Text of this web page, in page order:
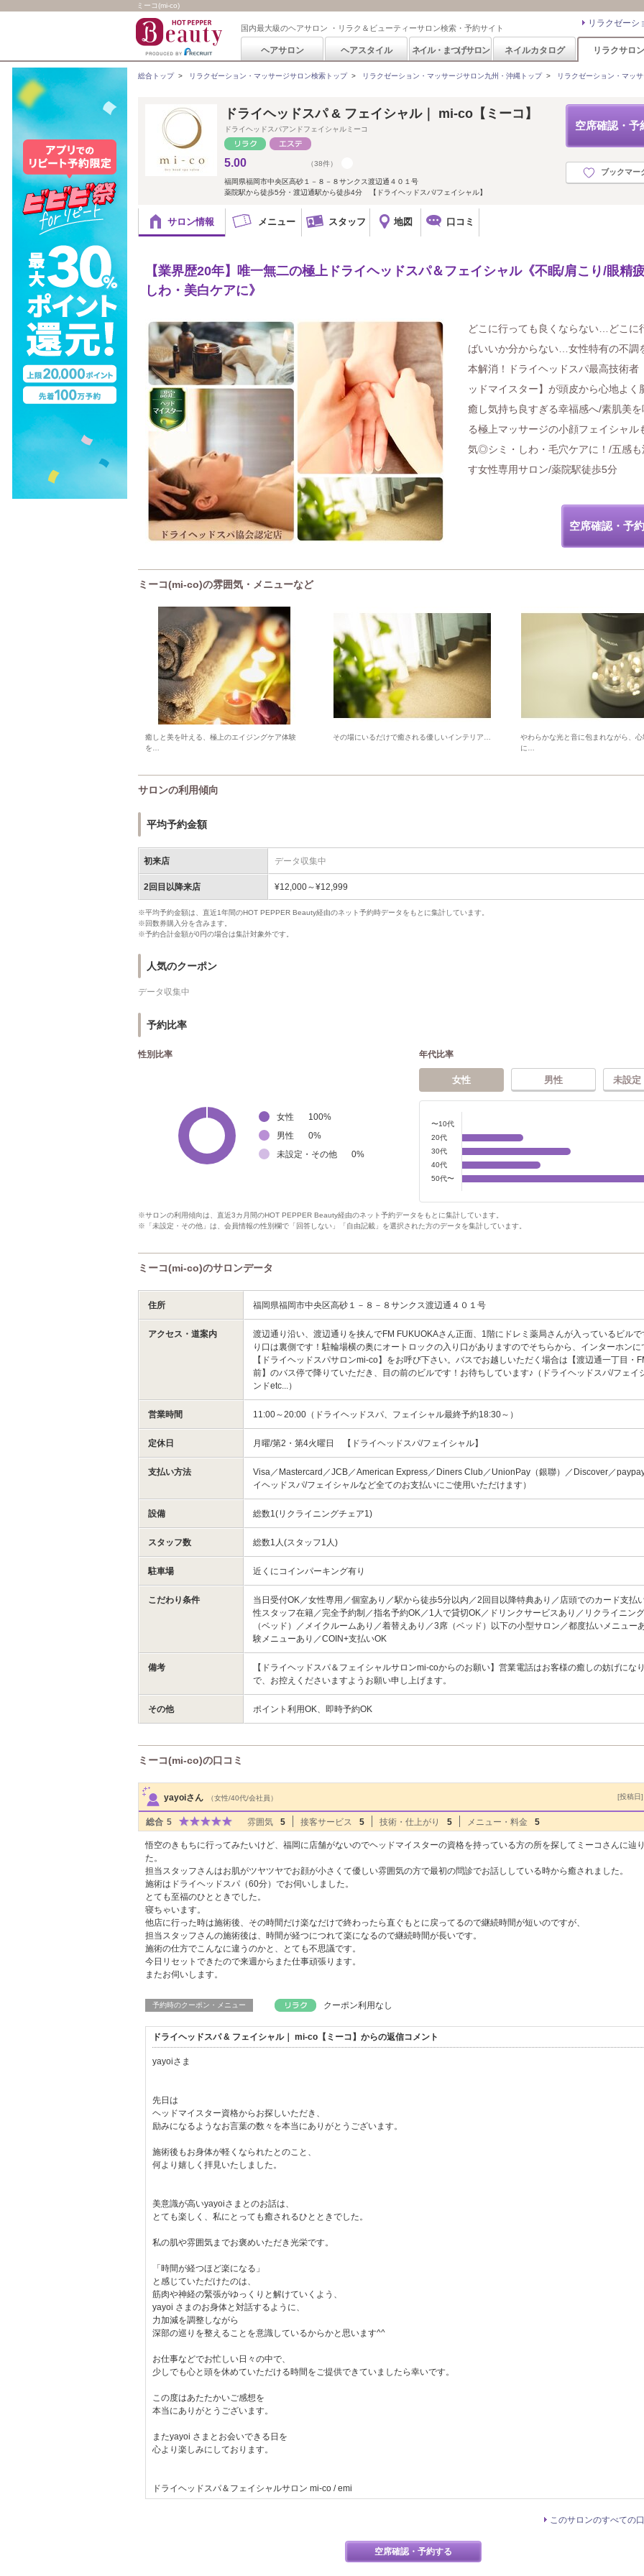
ミーコ(mi-co)
国内最大級のヘアサロン ・リラク＆ビューティーサロン検索・予約サイト リラクゼーシ
ヘアサロン ヘアスタイル ネイル・まつげサロン ネイルカタログ リラクサロン
総合トップ> リラクゼーション・マッサージサロン検索トップ> リラクゼーション・マッサージサロン九州・沖縄トップ> リラクゼーション・マッ
空席確認・予
ブックマー
ドライヘッドスパ & フェイシャル｜ mi-co【ミーコ】
ドライヘッドスパアンドフェイシャルミーコ
5.00 （38件）
福岡県福岡市中央区高砂１－８－８サンクス渡辺通４０１号
薬院駅から徒歩5分・渡辺通駅から徒歩4分 【ドライヘッドスパ/フェイシャル】
サロン情報 メニュー スタッフ 地図 口コミ
【業界歴20年】唯一無二の極上ドライヘッドスパ＆フェイシャル《不眠/肩こり/眼精
しわ・美白ケアに》
どこに行っても良くならない…どこに
ばいいか分からない…女性特有の不調
本解消！ドライヘッドスパ最高技術者
ッドマイスター】が頭皮から心地よく
癒し気持ち良すぎる幸福感へ/素肌美を
る極上マッサージの小顔フェイシャル
気◎シミ・しわ・毛穴ケアに！/五感も
す女性専用サロン/薬院駅徒歩5分
空席確認・予
ミーコ(mi-co)の雰囲気・メニューなど
癒しと美を叶える、極上のエイジングケア体験
を…
その場にいるだけで癒される優しいインテリア…
やわらかな光と音に包まれながら、心
に…
サロンの利用傾向
平均予約金額
初来店 データ収集中
2回目以降来店 ¥12,000～¥12,999
※平均予約金額は、直近1年間のHOT PEPPER Beauty経由のネット予約時データをもとに集計しています。
※回数券購入分を含みます。
※予約合計金額が0円の場合は集計対象外です。
人気のクーポン
データ収集中
予約比率
性別比率
女性 100%
男性
0%
未設定・その他
0%
年代比率
女性 男性 未設定
〜10代
20代
30代
40代
50代〜
※サロンの利用傾向は、直近3カ月間のHOT PEPPER Beauty経由のネット予約データをもとに集計しています。
※「未設定・その他」は、会員情報の性別欄で「回答しない」「自由記載」を選択された方のデータを集計しています。
ミーコ(mi-co)のサロンデータ
住所 福岡県福岡市中央区高砂１－８－８サンクス渡辺通４０１号
アクセス・道案内
渡辺通り沿い、渡辺通りを挟んでFM FUKUOKAさん正面、1階にドレミ薬局さんが入っているビル
り口は裏側です！駐輪場横の奥にオートロックの入り口がありますのでそちらから、インターホンに
【ドライヘッドスパサロンmi-co】をお呼び下さい。バスでお越しいただく場合は【渡辺通一丁目・
前】のバス停で降りていただき、目の前のビルです！お待ちしています♪（ドライヘッドスパ/フェイ
ンドetc...）
営業時間 11:00～20:00（ドライヘッドスパ、フェイシャル最終予約18:30～）
定休日 月曜/第2・第4火曜日 【ドライヘッドスパ/フェイシャル】
支払い方法
Visa／Mastercard／JCB／American Express／Diners Club／UnionPay（銀聯）／Discover／
イヘッドスパ/フェイシャルなど全てのお支払いにご使用いただけます）
設備 総数1(リクライニングチェア1)
スタッフ数 総数1人(スタッフ1人)
駐車場 近くにコインパーキング有り
こだわり条件
当日受付OK／女性専用／個室あり／駅から徒歩5分以内／2回目以降特典あり／店頭でのカード支払
性スタッフ在籍／完全予約制／指名予約OK／1人で貸切OK／ドリンクサービスあり／リクライニン
（ベッド）／メイクルームあり／着替えあり／3席（ベッド）以下の小型サロン／都度払いメニュー
験メニューあり／COIN+支払いOK
備考
【ドライヘッドスパ＆フェイシャルサロンmi-coからのお願い】営業電話はお客様の癒しの妨げにな
で、お控えくださいますようお願い申し上げます。
その他 ポイント利用OK、即時予約OK
ミーコ(mi-co)の口コミ
サロンPick Up
yayoiさん
（女性/40代/会社員） [投稿日
総合 5 雰囲気 5 接客サービス 5 技術・仕上がり 5 メニュー・料金 5
悟空のきもちに行ってみたいけど、福岡に店舗がないのでヘッドマイスターの資格を持っている方の所を探してミーコさんに辿
た。
担当スタッフさんはお肌がツヤツヤでお顔が小さくて優しい雰囲気の方で最初の問診でお話ししている時から癒されました。
施術はドライヘッドスパ（60分）でお伺いしました。
とても至福のひとときでした。
寝ちゃいます。
他店に行った時は施術後、その時間だけ楽なだけで終わったら直ぐもとに戻ってるので継続時間が短いのですが、
担当スタッフさんの施術後は、時間が経つにつれて楽になるので継続時間が長いです。
施術の仕方でこんなに違うのかと、とても不思議です。
今日リセットできたので来週からまた仕事頑張ります。
またお伺いします。
予約時のクーポン・メニュー クーポン利用なし
ドライヘッドスパ & フェイシャル｜ mi-co【ミーコ】からの返信コメント
yayoiさま
先日は
ヘッドマイスター資格からお探しいただき、
励みになるようなお言葉の数々を本当にありがとうございます。
施術後もお身体が軽くなられたとのこと、
何より嬉しく拝見いたしました。
美意識が高いyayoiさまとのお話は、
とても楽しく、私にとっても癒されるひとときでした。
私の肌や雰囲気までお褒めいただき光栄です。
「時間が経つほど楽になる」
と感じていただけたのは、
筋肉や神経の緊張がゆっくりと解けていくよう、
yayoi さまのお身体と対話するように、
力加減を調整しながら
深部の巡りを整えることを意識しているからかと思います^^
お仕事などでお忙しい日々の中で、
少しでも心と頭を休めていただける時間をご提供できていましたら幸いです。
この度はあたたかいご感想を
本当にありがとうございます。
またyayoi さまとお会いできる日を
心より楽しみにしております。
ドライヘッドスパ＆フェイシャルサロン mi-co / emi
このサロンのすべての
空席確認・予約する